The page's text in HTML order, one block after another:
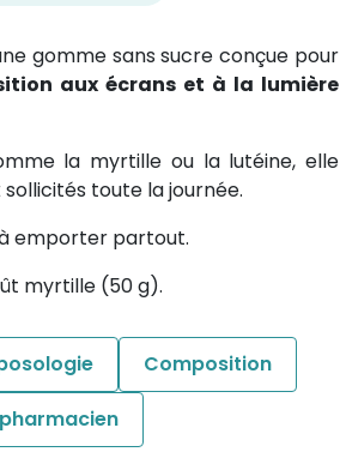
gomme sans sucre conçue pour
aux écrans et à la lumière
la myrtille ou la lutéine, elle
toute la journée.
emporter partout.
myrtille (50 g).
Composition